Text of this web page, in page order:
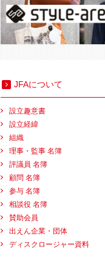
JFAについて
設立趣意書
設立経緯
組織
理事・監事 名簿
評議員 名簿
顧問 名簿
参与 名簿
相談役 名簿
賛助会員
出えん企業・団体
ディスクロージャー資料